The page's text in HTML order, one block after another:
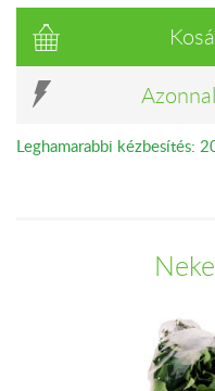
Leghamarabbi kézbesítés: